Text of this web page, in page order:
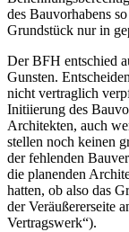
des Bauvorhabens
Grundstück nur in
Der BFH entschied
Gunsten.
nicht vertraglich
Initiierung des
Architekten, auch
stellen noch keinen
der fehlenden
die planenden
hatten, ob also das
der Veräußererseite
Vertragswerk“).